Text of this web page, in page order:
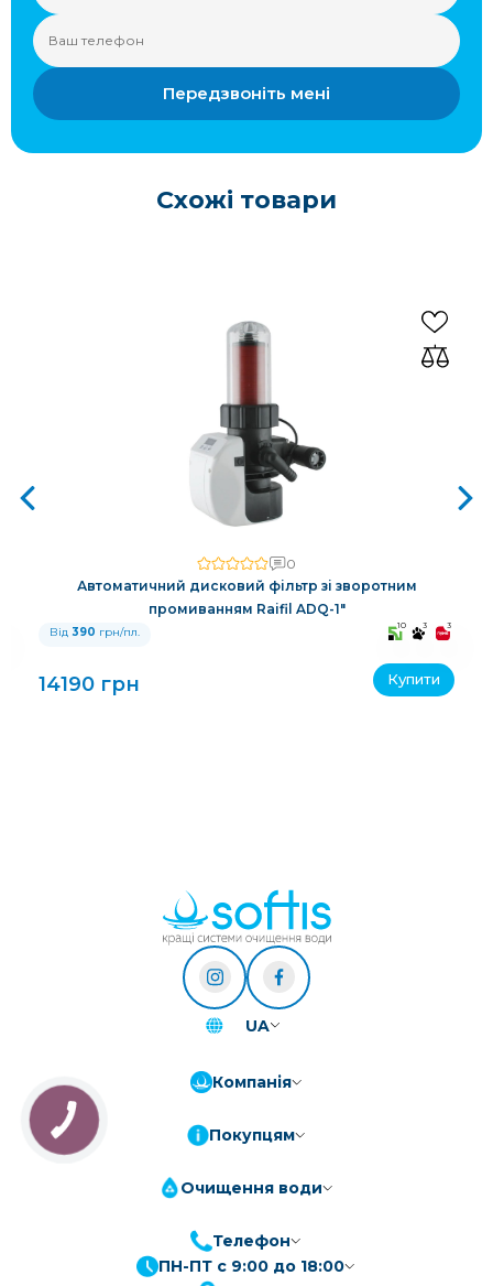
Передзвоніть мені
Схожі товари
0
Автоматичний дисковий фільтр зі зворотним
промиванням Raifil ADQ-1"
Від 390 грн/пл. 10 3 3
14190 грн Купити
UA
Компанія
Покупцям
Очищення води
Телефон
ПН-ПТ с 9:00 до 18:00